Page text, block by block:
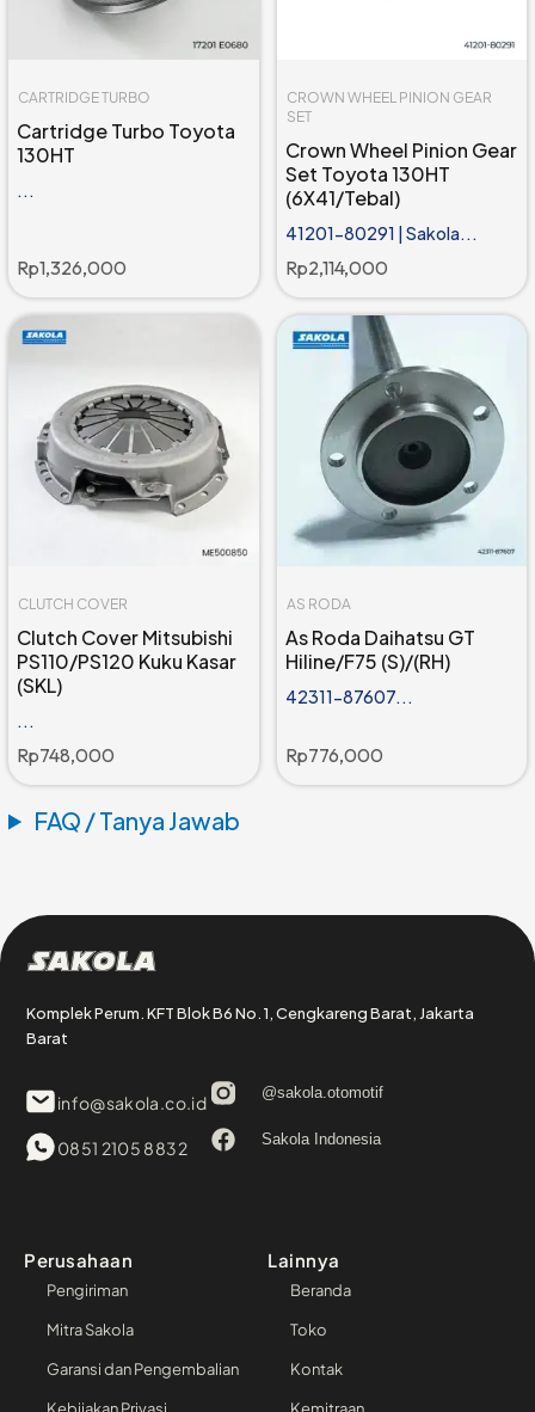
CARTRIDGE TURBO
Cartridge Turbo Toyota
130HT
...
Rp1,326,000
CROWN WHEEL PINION GEAR
SET
Crown Wheel Pinion Gear
Set Toyota 130HT
(6X41/Tebal)
41201-80291 | Sakola...
Rp2,114,000
CLUTCH COVER
Clutch Cover Mitsubishi
PS110/PS120 Kuku Kasar
(SKL)
Rp748,000
AS RODA
As Roda Daihatsu GT
Hiline/F75 (S)/(RH)
42311-87607...
Rp776,000
FAQ / Tanya Jawab
Sakola
Komplek Perum. KFT Blok B6 No. 1, Cengkareng Barat, Jakarta
Barat
info@sakola.co.id
0851 2105 8832
@sakola.otomotif
Sakola Indonesia
Perusahaan
Pengiriman
Mitra Sakola
Garansi dan Pengembalian
Lainnya
Beranda
Toko
Kontak